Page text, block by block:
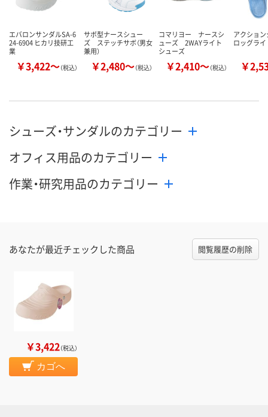
エバロンサンダルSA-6
24-6904 ヒカリ技研工
業
￥3,422～（税込）
サボ型ナースシュー
ズ ステッチサボ（男女
兼用）
￥2,480～（税込）
コマリヨー ナースシ
ューズ 2WAYライト
シューズ
￥2,410～（税込）
アクショ
ロッグライ
￥
シューズ・サンダルのカテゴリー
オフィス用品のカテゴリー
作業・研究用品のカテゴリー
あなたが最近チェックした商品 閲覧履歴の削除
￥3,422（税込）
カゴへ